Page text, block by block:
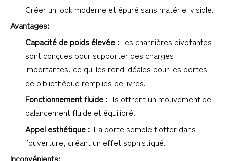
Créer un look moderne et épuré sans matériel visible.
Avantages:
Capacité de poids élevée : les charnières pivotantes
sont conçues pour supporter des charges
importantes, ce qui les rend idéales pour les portes
de bibliothèque remplies de livres.
Fonctionnement fluide : ils offrent un mouvement de
balancement fluide et équilibré.
Appel esthétique : La porte semble flotter dans
l’ouverture, créant un effet sophistiqué.